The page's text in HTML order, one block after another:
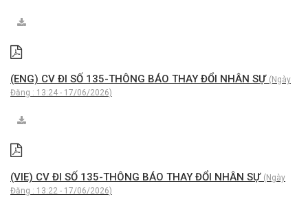
(ENG) CV ĐI SỐ 135-THÔNG BÁO THAY ĐỔI NHÂN SỰ (Ngày
Đăng : 13:24 - 17/06/2026)
(VIE) CV ĐI SỐ 135-THÔNG BÁO THAY ĐỔI NHÂN SỰ (Ngày
Đăng : 13:22 - 17/06/2026)